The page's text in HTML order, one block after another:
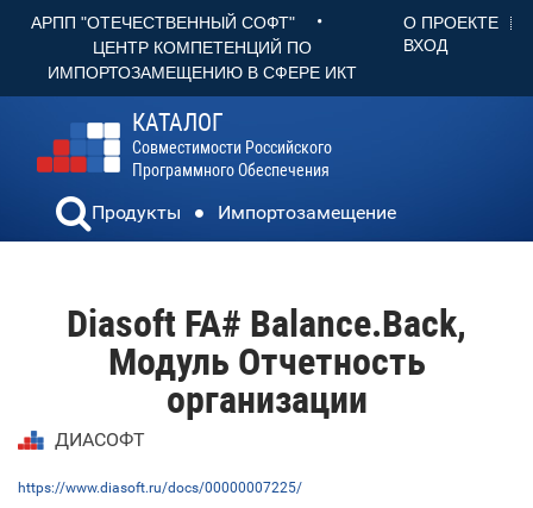
АРПП "ОТЕЧЕСТВЕННЫЙ СОФТ" •
ЦЕНТР КОМПЕТЕНЦИЙ ПО
ИМПОРТОЗАМЕЩЕНИЮ В СФЕРЕ ИКТ
О ПРОЕКТЕ
ВХОД
КАТАЛОГ
Совместимости Российского
Программного Обеспечения
Продукты Импортозамещение
Diasoft FA# Balance.Back,
Модуль Отчетность
организации
ДИАСОФТ
https://www.diasoft.ru/docs/00000007225/